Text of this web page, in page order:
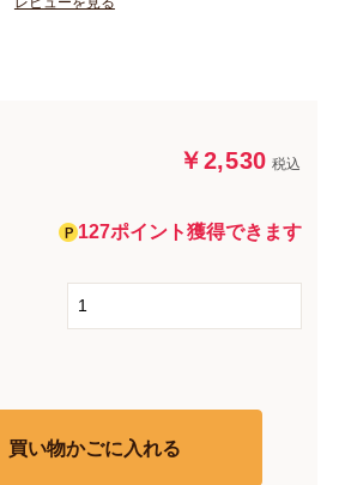
￥2,530 税込
127ポイント獲得できます
買い物かごに入れる